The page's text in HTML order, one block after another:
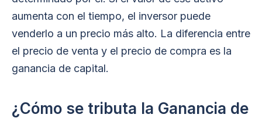
aumenta con el tiempo, el inversor puede
venderlo a un precio más alto. La diferencia entre
el precio de venta y el precio de compra es la
ganancia de capital.
¿Cómo se tributa la Ganancia de